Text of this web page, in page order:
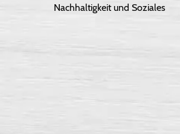
Nachhaltigkeit und Soziales